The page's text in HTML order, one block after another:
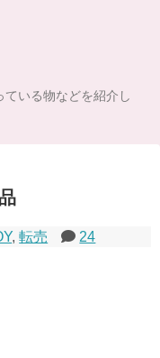
いる物などを紹介し
,転売 24